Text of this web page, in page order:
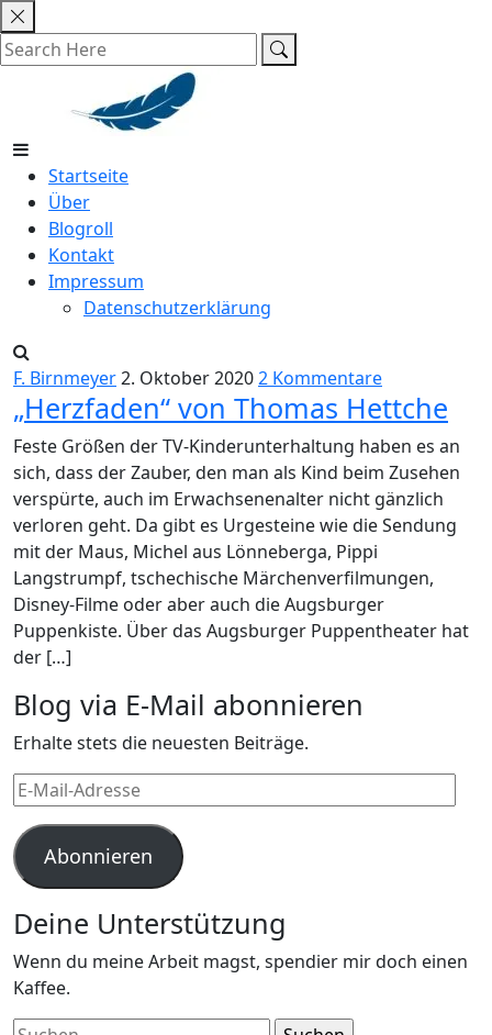
Skip
to
content
Startseite
Über
Blogroll
Kontakt
Impressum
Datenschutzerklärung
F. Birnmeyer2. Oktober 20202 Kommentare
„Herzfaden“ von Thomas Hettche
Feste Größen der TV-Kinderunterhaltung haben es an
sich, dass der Zauber, den man als Kind beim Zusehen
verspürte, auch im Erwachsenenalter nicht gänzlich
verloren geht. Da gibt es Urgesteine wie die Sendung
mit der Maus, Michel aus Lönneberga, Pippi
Langstrumpf, tschechische Märchenverfilmungen,
Disney-Filme oder aber auch die Augsburger
Puppenkiste. Über das Augsburger Puppentheater hat
der […]
Blog via E-Mail abonnieren
Erhalte stets die neuesten Beiträge.
E-
Mail-
Adresse
Abonnieren
Deine Unterstützung
Wenn du meine Arbeit magst, spendier mir doch einen
Kaffee.